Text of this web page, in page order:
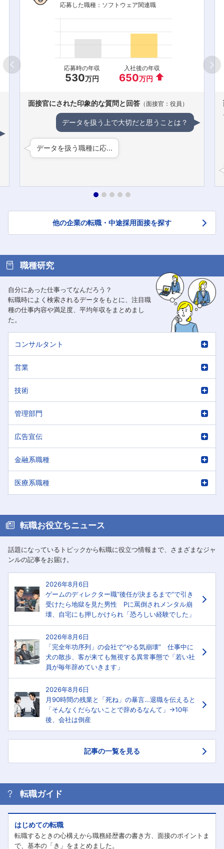
応募した職種：ソフトウェア関連職
応募時の年収
530万円
入社後の年収
650万円
面接官にされた印象的な質問と回答 （面接官：役員）
データを扱う上で大切だと思うことは？
データを扱う職種に応...
他の企業の転職・中途採用面接を探す
職種研究
自分にあった仕事ってなんだろう？
転職時によく検索されるデータをもとに、注目職
種の仕事内容や満足度、平均年収をまとめまし
た。
コンサルタント
営業
技術
管理部門
広告宣伝
金融系職種
医療系職種
転職お役立ちニュース
話題になっているトピックから転職に役立つ情報まで、さまざまなジャ
ンルの記事をお届け。
2026年8月6日
ゲームのディレクター職“後任が決まるまで“で引き
受けたら地獄を見た男性 Pに罵倒されメンタル崩
壊、自宅にも押しかけられ「恐ろしい経験でした」
2026年8月6日
「完全年功序列」の会社で”やる気崩壊” 仕事中に
犬の散歩、客が来ても無視する異常事態で「若い社
員が毎年辞めていきます」
2026年8月6日
月90時間の残業と「死ね」の暴言…退職を伝えると
「そんなくだらないことで辞めるなんて」→10年
後、会社は倒産
記事の一覧を見る
転職ガイド
はじめての転職
転職するときの心構えから職務経歴書の書き方、面接のポイントま
で、基本の「き」をまとめました。